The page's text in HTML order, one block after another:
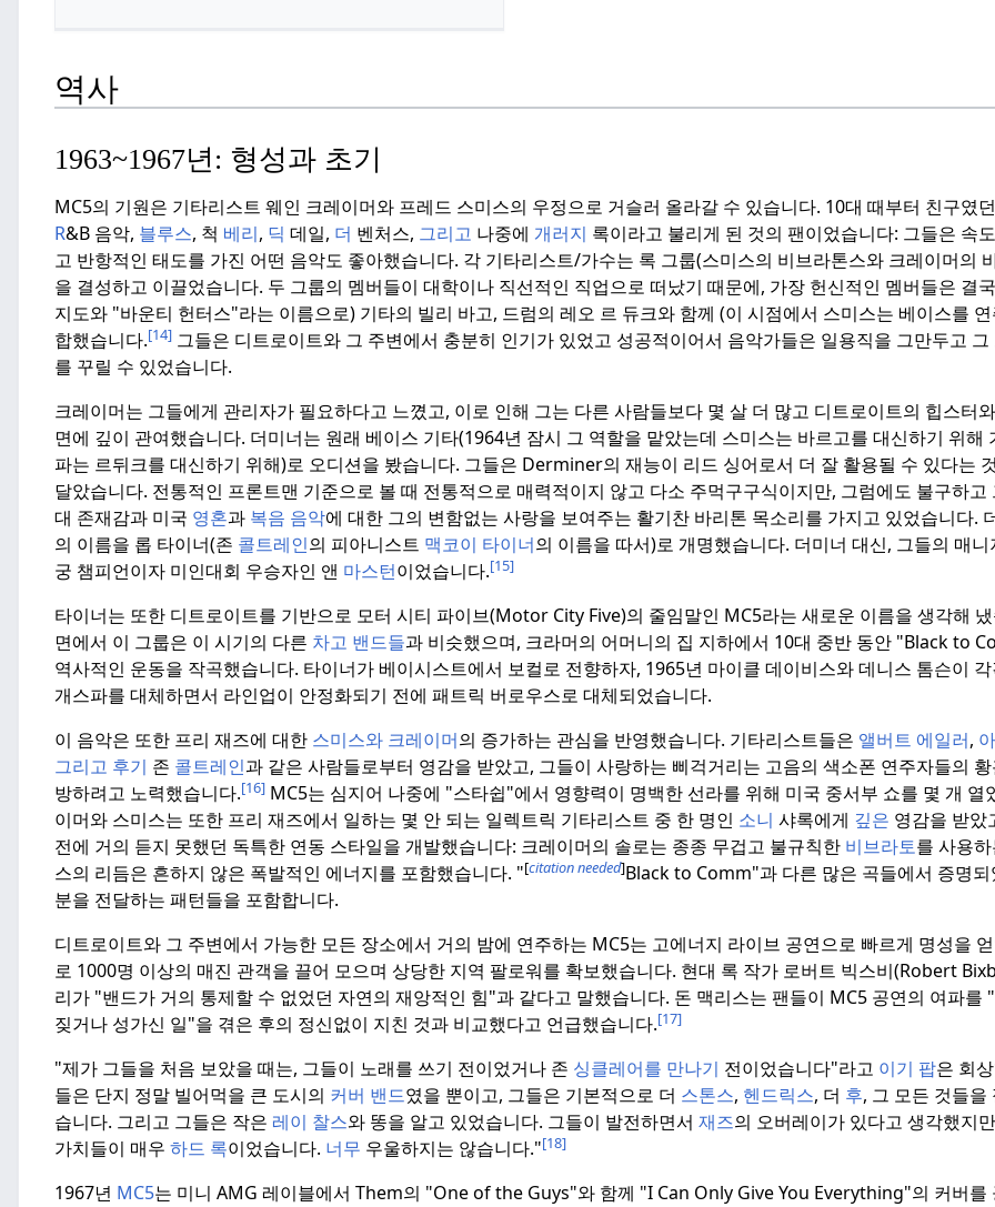
역사
1963~1967년: 형성과 초기
MC5의 기원은 기타리스트 웨인 크레이머와 프레드 스미스의 우정으로 거슬러 올라갈 수 있습니다. 10대 때부터 친구였
R&B 음악, 블루스, 척 베리, 딕 데일, 더 벤처스, 그리고 나중에 개러지 록이라고 불리게 된 것의 팬이었습니다: 그들은 속
고 반항적인 태도를 가진 어떤 음악도 좋아했습니다. 각 기타리스트/가수는 록 그룹(스미스의 비브라톤스와 크레이머의
을 결성하고 이끌었습니다. 두 그룹의 멤버들이 대학이나 직선적인 직업으로 떠났기 때문에, 가장 헌신적인 멤버들은 결
지도와 "바운티 헌터스"라는 이름으로) 기타의 빌리 바고, 드럼의 레오 르 듀크와 함께 (이 시점에서 스미스는 베이스를
합했습니다.[14] 그들은 디트로이트와 그 주변에서 충분히 인기가 있었고 성공적이어서 음악가들은 일용직을 그만두고 그
를 꾸릴 수 있었습니다.
크레이머는 그들에게 관리자가 필요하다고 느꼈고, 이로 인해 그는 다른 사람들보다 몇 살 더 많고 디트로이트의 힙스터
면에 깊이 관여했습니다. 더미너는 원래 베이스 기타(1964년 잠시 그 역할을 맡았는데 스미스는 바르고를 대신하기 위해
파는 르뒤크를 대신하기 위해)로 오디션을 봤습니다. 그들은 Derminer의 재능이 리드 싱어로서 더 잘 활용될 수 있다는
달았습니다. 전통적인 프론트맨 기준으로 볼 때 전통적으로 매력적이지 않고 다소 주먹구구식이지만, 그럼에도 불구하고
대 존재감과 미국 영혼과 복음 음악에 대한 그의 변함없는 사랑을 보여주는 활기찬 바리톤 목소리를 가지고 있었습니다.
의 이름을 롭 타이너(존 콜트레인의 피아니스트 맥코이 타이너의 이름을 따서)로 개명했습니다. 더미너 대신, 그들의 매니
궁 챔피언이자 미인대회 우승자인 앤 마스턴이었습니다.[15]
타이너는 또한 디트로이트를 기반으로 모터 시티 파이브(Motor City Five)의 줄임말인 MC5라는 새로운 이름을 생각해
면에서 이 그룹은 이 시기의 다른 차고 밴드들과 비슷했으며, 크라머의 어머니의 집 지하에서 10대 중반 동안 "Black to
역사적인 운동을 작곡했습니다. 타이너가 베이시스트에서 보컬로 전향하자, 1965년 마이클 데이비스와 데니스 톰슨이
개스파를 대체하면서 라인업이 안정화되기 전에 패트릭 버로우스로 대체되었습니다.
이 음악은 또한 프리 재즈에 대한 스미스와 크레이머의 증가하는 관심을 반영했습니다. 기타리스트들은 앨버트 에일러,
그리고 후기 존 콜트레인과 같은 사람들로부터 영감을 받았고, 그들이 사랑하는 삐걱거리는 고음의 색소폰 연주자들의
방하려고 노력했습니다.[16] MC5는 심지어 나중에 "스타쉽"에서 영향력이 명백한 선라를 위해 미국 중서부 쇼를 몇 개 열
이머와 스미스는 또한 프리 재즈에서 일하는 몇 안 되는 일렉트릭 기타리스트 중 한 명인 소니 샤록에게 깊은 영감을 받았
전에 거의 듣지 못했던 독특한 연동 스타일을 개발했습니다: 크레이머의 솔로는 종종 무겁고 불규칙한 비브라토를 사용
스의 리듬은 흔하지 않은 폭발적인 에너지를 포함했습니다. "[citation needed]Black to Comm"과 다른 많은 곡들에서 증명되
분을 전달하는 패턴들을 포함합니다.
디트로이트와 그 주변에서 가능한 모든 장소에서 거의 밤에 연주하는 MC5는 고에너지 라이브 공연으로 빠르게 명성을
로 1000명 이상의 매진 관객을 끌어 모으며 상당한 지역 팔로워를 확보했습니다. 현대 록 작가 로버트 빅스비(Robert
리가 "밴드가 거의 통제할 수 없었던 자연의 재앙적인 힘"과 같다고 말했습니다. 돈 맥리스는 팬들이 MC5 공연의 여파를
짖거나 성가신 일"을 겪은 후의 정신없이 지친 것과 비교했다고 언급했습니다.[17]
"제가 그들을 처음 보았을 때는, 그들이 노래를 쓰기 전이었거나 존 싱클레어를 만나기 전이었습니다"라고 이기 팝은 회
들은 단지 정말 빌어먹을 큰 도시의 커버 밴드였을 뿐이고, 그들은 기본적으로 더 스톤스, 헨드릭스, 더 후, 그 모든 것들을
습니다. 그리고 그들은 작은 레이 찰스와 똥을 알고 있었습니다. 그들이 발전하면서 재즈의 오버레이가 있다고 생각했지
가치들이 매우 하드 록이었습니다. 너무 우울하지는 않습니다."[18]
1967년 MC5는 미니 AMG 레이블에서 Them의 "One of the Guys"와 함께 "I Can Only Give You Everything"의 커버를